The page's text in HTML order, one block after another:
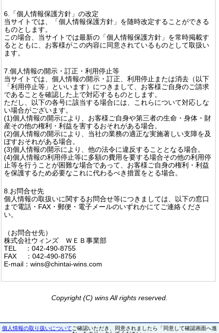
6.「個人情報保護方針」の改定
当サイトでは、「個人情報保護方針」を随時改定することができる
ものとします。
この場合、当サイトでは最新の「個人情報保護方針」を常時掲載す
るとともに、お客様がこの内容に同意されているものとして取扱い
ます。
7.個人情報の開示・訂正・利用停止等
当サイトでは、個人情報の開示・訂正、利用停止または消去（以下
「利用停止等」といいます）につきまして、お客様ご自身のご請求
であることを確認した上で対応するものとします。
ただし、以下の各号に該当する場合には、これらについて対応しな
い場合がございます。
(1)個人情報の開示により、お客様ご自身や第三者の生命・身体・財
産その他の権利・利益を害するおそれがある場合。
(2)個人情報の開示により、当社の業務の適正な実施著しい支障を及
ぼすおそれがある場合。
(3)個人情報の開示により、他の法令に違反することとなる場合。
(4)個人情報の利用停止等に多額の費用を要する場合その他の利用停
止等を行うことが困難な場合であって、お客様ご自身の権利・利益
を保護するため必要なこれに代わるべき措置をとる場合。
8.お問合せ先
個人情報の取扱いに関するお問合せ等につきましては、以下の窓口
まで電話・FAX・郵便・電子メールのいずれかにてご連絡くださ
い。
（お問合せ先）
株式会社ウィンズ ＷＥＢ事業部
TEL ：042-490-8755
FAX ：042-490-8756
E-mail：wins@chintai-wins.com
Copyright (C) wins All rights reserved.
個人情報の取り扱いについて ご確認いただき、同意されましたら「同意して確認画面へ進